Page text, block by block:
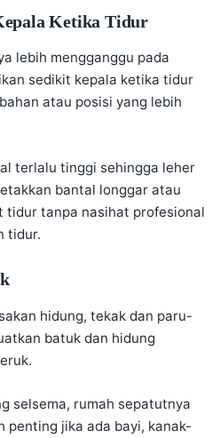
Ketika Tidur
lebih mengganggu pada
sedikit kepala ketika tidur
atau posisi yang lebih
terlalu tinggi sehingga leher
bantal longgar atau
tidur tanpa nasihat profesional
tidur.
hidung, tekak dan paru-
batuk dan hidung
selsema, rumah sepatutnya
penting jika ada bayi, kanak-